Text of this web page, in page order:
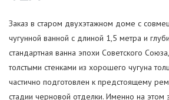
Заказ в старом двухэтажном доме с
чугунной ванной с длиной 1,5 метра и
стандартная ванна эпохи Советского
толстыми стенками из хорошего чугуна
частично подготовлен к предстоящему
стадии черновой отделки. Именно на этом